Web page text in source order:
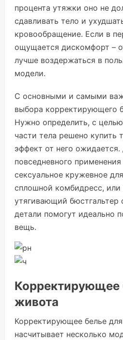
процента утяжки оно не
сдавливать тело и
кровообращение. Если в
ощущается дискомфорт –
лучше воздержаться в
модели.
С основными и самыми
выбора корректирующего
Нужно определить, с
части тела решено купить
эффект от него ожидается.
повседневного
сексуальное кружевное
сплошной комбидресс, или
утягивающий бюстгальтер
детали помогут идеально
вещь.
Корректирующее
живота
Корректирующее белье
насчитывает несколько